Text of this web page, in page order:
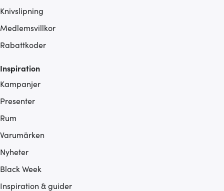
Knivslipning
Medlemsvillkor
Rabattkoder
Inspiration
Kampanjer
Presenter
Rum
Varumärken
Nyheter
Black Week
Inspiration & guider